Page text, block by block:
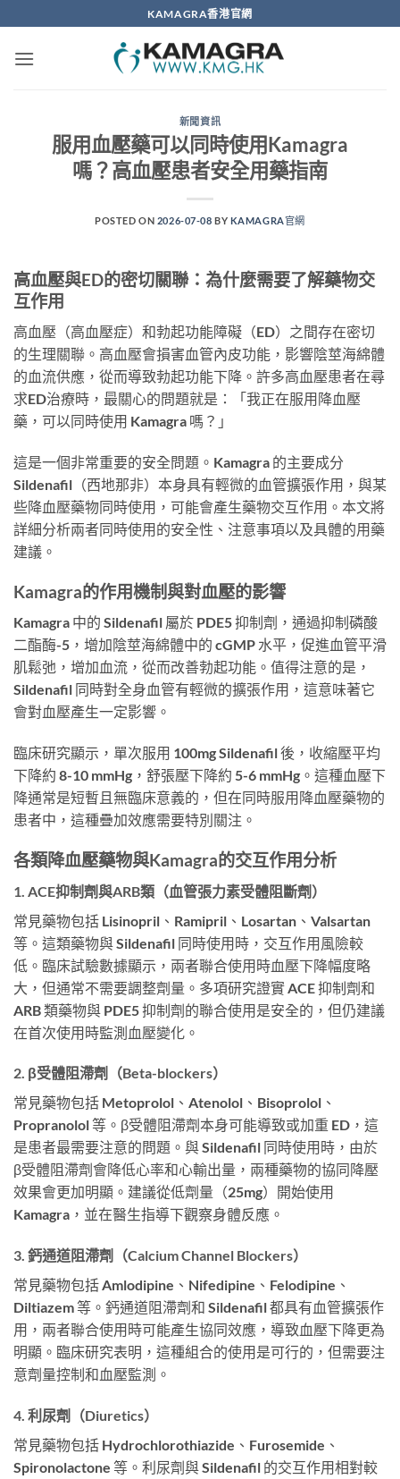
to
content
KAMAGRA香港官網
新聞資訊
服用血壓藥可以同時使用Kamagra
嗎？高血壓患者安全用藥指南
POSTED ON 2026-07-08 BY KAMAGRA官網
高血壓與ED的密切關聯：為什麼需要了解藥物交
互作用
高血壓（高血壓症）和勃起功能障礙（ED）之間存在密切
的生理關聯。高血壓會損害血管內皮功能，影響陰莖海綿體
的血流供應，從而導致勃起功能下降。許多高血壓患者在尋
求ED治療時，最關心的問題就是：「我正在服用降血壓
藥，可以同時使用 Kamagra 嗎？」
這是一個非常重要的安全問題。Kamagra 的主要成分
Sildenafil（西地那非）本身具有輕微的血管擴張作用，與某
些降血壓藥物同時使用，可能會產生藥物交互作用。本文將
詳細分析兩者同時使用的安全性、注意事項以及具體的用藥
建議。
Kamagra的作用機制與對血壓的影響
Kamagra 中的 Sildenafil 屬於 PDE5 抑制劑，通過抑制磷酸
二酯酶-5，增加陰莖海綿體中的 cGMP 水平，促進血管平滑
肌鬆弛，增加血流，從而改善勃起功能。值得注意的是，
Sildenafil 同時對全身血管有輕微的擴張作用，這意味著它
會對血壓產生一定影響。
臨床研究顯示，單次服用 100mg Sildenafil 後，收縮壓平均
下降約 8-10 mmHg，舒張壓下降約 5-6 mmHg。這種血壓下
降通常是短暫且無臨床意義的，但在同時服用降血壓藥物的
患者中，這種疊加效應需要特別關注。
各類降血壓藥物與Kamagra的交互作用分析
1. ACE抑制劑與ARB類（血管張力素受體阻斷劑）
常見藥物包括 Lisinopril、Ramipril、Losartan、Valsartan
等。這類藥物與 Sildenafil 同時使用時，交互作用風險較
低。臨床試驗數據顯示，兩者聯合使用時血壓下降幅度略
大，但通常不需要調整劑量。多項研究證實 ACE 抑制劑和
ARB 類藥物與 PDE5 抑制劑的聯合使用是安全的，但仍建議
在首次使用時監測血壓變化。
2. β受體阻滯劑（Beta-blockers）
常見藥物包括 Metoprolol、Atenolol、Bisoprolol、
Propranolol 等。β受體阻滯劑本身可能導致或加重 ED，這
是患者最需要注意的問題。與 Sildenafil 同時使用時，由於
β受體阻滯劑會降低心率和心輸出量，兩種藥物的協同降壓
效果會更加明顯。建議從低劑量（25mg）開始使用
Kamagra，並在醫生指導下觀察身體反應。
3. 鈣通道阻滯劑（Calcium Channel Blockers）
常見藥物包括 Amlodipine、Nifedipine、Felodipine、
Diltiazem 等。鈣通道阻滯劑和 Sildenafil 都具有血管擴張作
用，兩者聯合使用時可能產生協同效應，導致血壓下降更為
明顯。臨床研究表明，這種組合的使用是可行的，但需要注
意劑量控制和血壓監測。
4. 利尿劑（Diuretics）
常見藥物包括 Hydrochlorothiazide、Furosemide、
Spironolactone 等。利尿劑與 Sildenafil 的交互作用相對較